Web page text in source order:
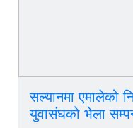
सल्यानमा एमालेको
युवासंघको भेला